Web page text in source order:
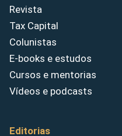
Revista
Tax Capital
Colunistas
E-books e estudos
Cursos e mentorias
Vídeos e podcasts
Editorias